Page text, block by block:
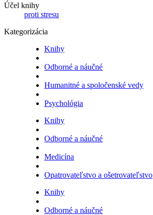
Účel knihy
proti stresu
Kategorizácia
Knihy
Odborné a náučné
Humanitné a spoločenské vedy
Psychológia
Knihy
Odborné a náučné
Medicína
Opatrovateľstvo a ošetrovateľstvo
Knihy
Odborné a náučné